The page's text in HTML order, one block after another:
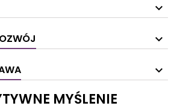
MYŚLENIE